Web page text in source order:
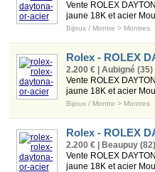
Vente ROLEX
jaune 18K et acier
Bijoux / Montre > Montres
Rolex - ROLEX
2.200 € | Aubigné (35)
Vente ROLEX
jaune 18K et acier
Bijoux / Montre > Montres
Rolex - ROLEX
2.200 € | Beaupuy (82)
Vente ROLEX
jaune 18K et acier